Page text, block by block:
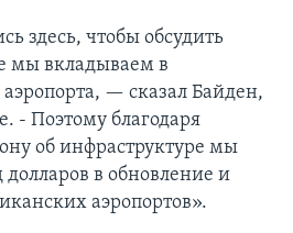
здесь, чтобы обсудить
мы вкладываем в
— сказал Байден,
- Поэтому благодаря
об инфраструктуре мы
в обновление и
аэропортов».